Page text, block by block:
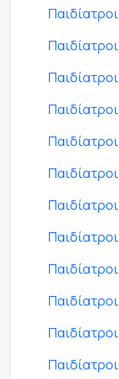
Παιδίατροι